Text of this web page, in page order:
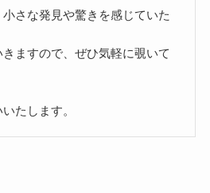
さな発見や驚きを感じていた
ますので、ぜひ気軽に覗いて
たします。